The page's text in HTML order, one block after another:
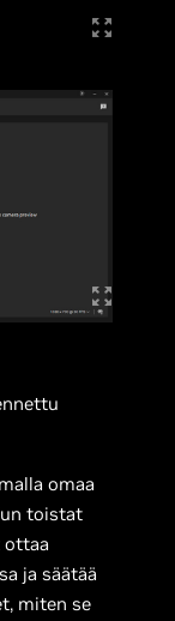
omaa
toistat
ottaa
ja säätää
miten se